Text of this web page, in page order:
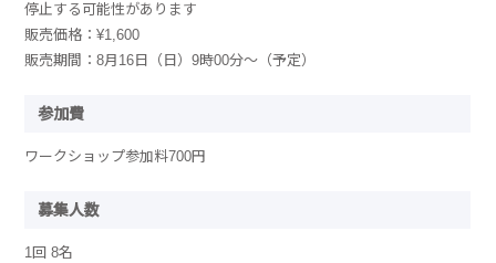
停止する可能性があります
販売価格：¥1,600
販売期間：8月16日（日）9時00分〜（予定）
参加費
ワークショップ参加料700円
募集人数
1回 8名